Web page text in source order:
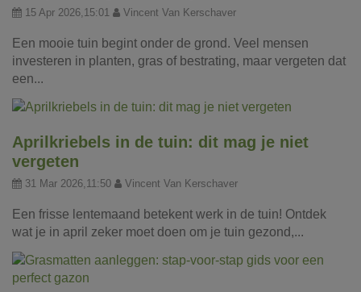
15 Apr 2026,15:01 Vincent Van Kerschaver
Een mooie tuin begint onder de grond. Veel mensen
investeren in planten, gras of bestrating, maar vergeten dat
een...
Aprilkriebels in de tuin: dit mag je niet
vergeten
31 Mar 2026,11:50 Vincent Van Kerschaver
Een frisse lentemaand betekent werk in de tuin! Ontdek
wat je in april zeker moet doen om je tuin gezond,...